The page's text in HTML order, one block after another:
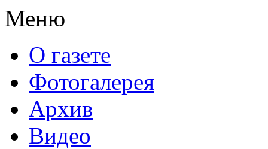
Меню
О газете
Фотогалерея
Архив
Видео